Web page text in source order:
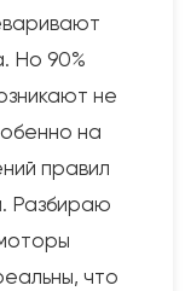
Но 90%
не
на
правил
Разбираю
что